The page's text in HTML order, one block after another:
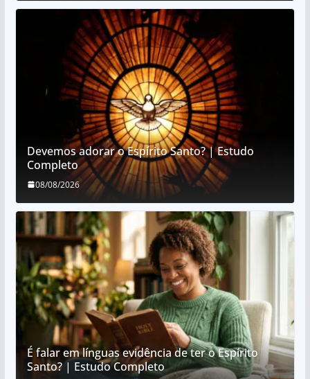
Devemos adorar o Espírito Santo? | Estudo
Completo
08/08/2026
É falar em línguas evidência de ter o Espírito
Santo? | Estudo Completo